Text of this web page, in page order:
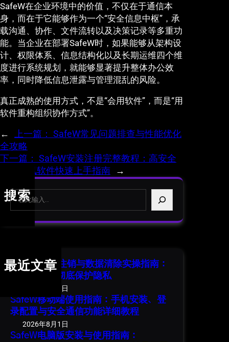
SafeW在企业环境中的价值，不仅在于通信本
身，而在于它能够作为一个“安全信息中枢”，承
载沟通、协作、文件流转以及决策记录等多重功
能。当企业在部署SafeW时，如果能够从架构设
计、权限体系、信息结构化以及长期运维四个维
度进行系统规划，就能够显著提升整体办公效
率，同时降低信息泄露与管理混乱的风险。
真正成熟的使用方式，不是“会用软件”，而是“用
软件重构组织协作方式”。
← 上一篇： SafeW常见问题排查与性能优化
全攻略
下一篇： SafeW安装注册完整教程：高安全
隐私通讯软件快速上手指南
→
搜索
S
最近文章
SafeW 账号注销与数据清除实操指南：
安全退出并彻底保护隐私
2026年8月1日
SafeW移动端使用指南：手机安装、登
录配置与安全通信功能详细教程
2026年8月1日
SafeW电脑版安装与使用指南：